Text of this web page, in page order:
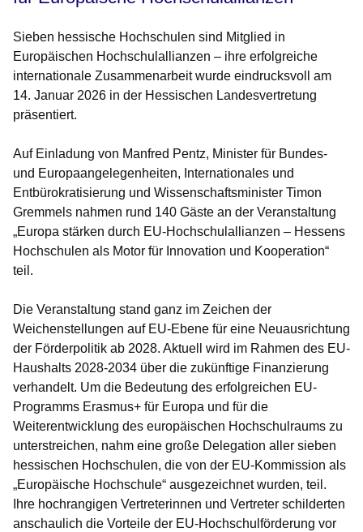
Sieben hessische Hochschulen sind Mitglied in
Europäischen Hochschulallianzen – ihre erfolgreiche
internationale Zusammenarbeit wurde eindrucksvoll am
14. Januar 2026 in der Hessischen Landesvertretung
präsentiert.
Auf Einladung von Manfred Pentz, Minister für Bundes-
und Europaangelegenheiten, Internationales und
Entbürokratisierung und Wissenschaftsminister Timon
Gremmels nahmen rund 140 Gäste an der Veranstaltung
„Europa stärken durch EU-Hochschulallianzen – Hessens
Hochschulen als Motor für Innovation und Kooperation“
teil.
Die Veranstaltung stand ganz im Zeichen der
Weichenstellungen auf EU-Ebene für eine Neuausrichtung
der Förderpolitik ab 2028. Aktuell wird im Rahmen des EU-
Haushalts 2028-2034 über die zukünftige Finanzierung
verhandelt. Um die Bedeutung des erfolgreichen EU-
Programms Erasmus+ für Europa und für die
Weiterentwicklung des europäischen Hochschulraums zu
unterstreichen, nahm eine große Delegation aller sieben
hessischen Hochschulen, die von der EU-Kommission als
„Europäische Hochschule“ ausgezeichnet wurden, teil.
Ihre hochrangigen Vertreterinnen und Vertreter schilderten
anschaulich die Vorteile der EU-Hochschulförderung vor